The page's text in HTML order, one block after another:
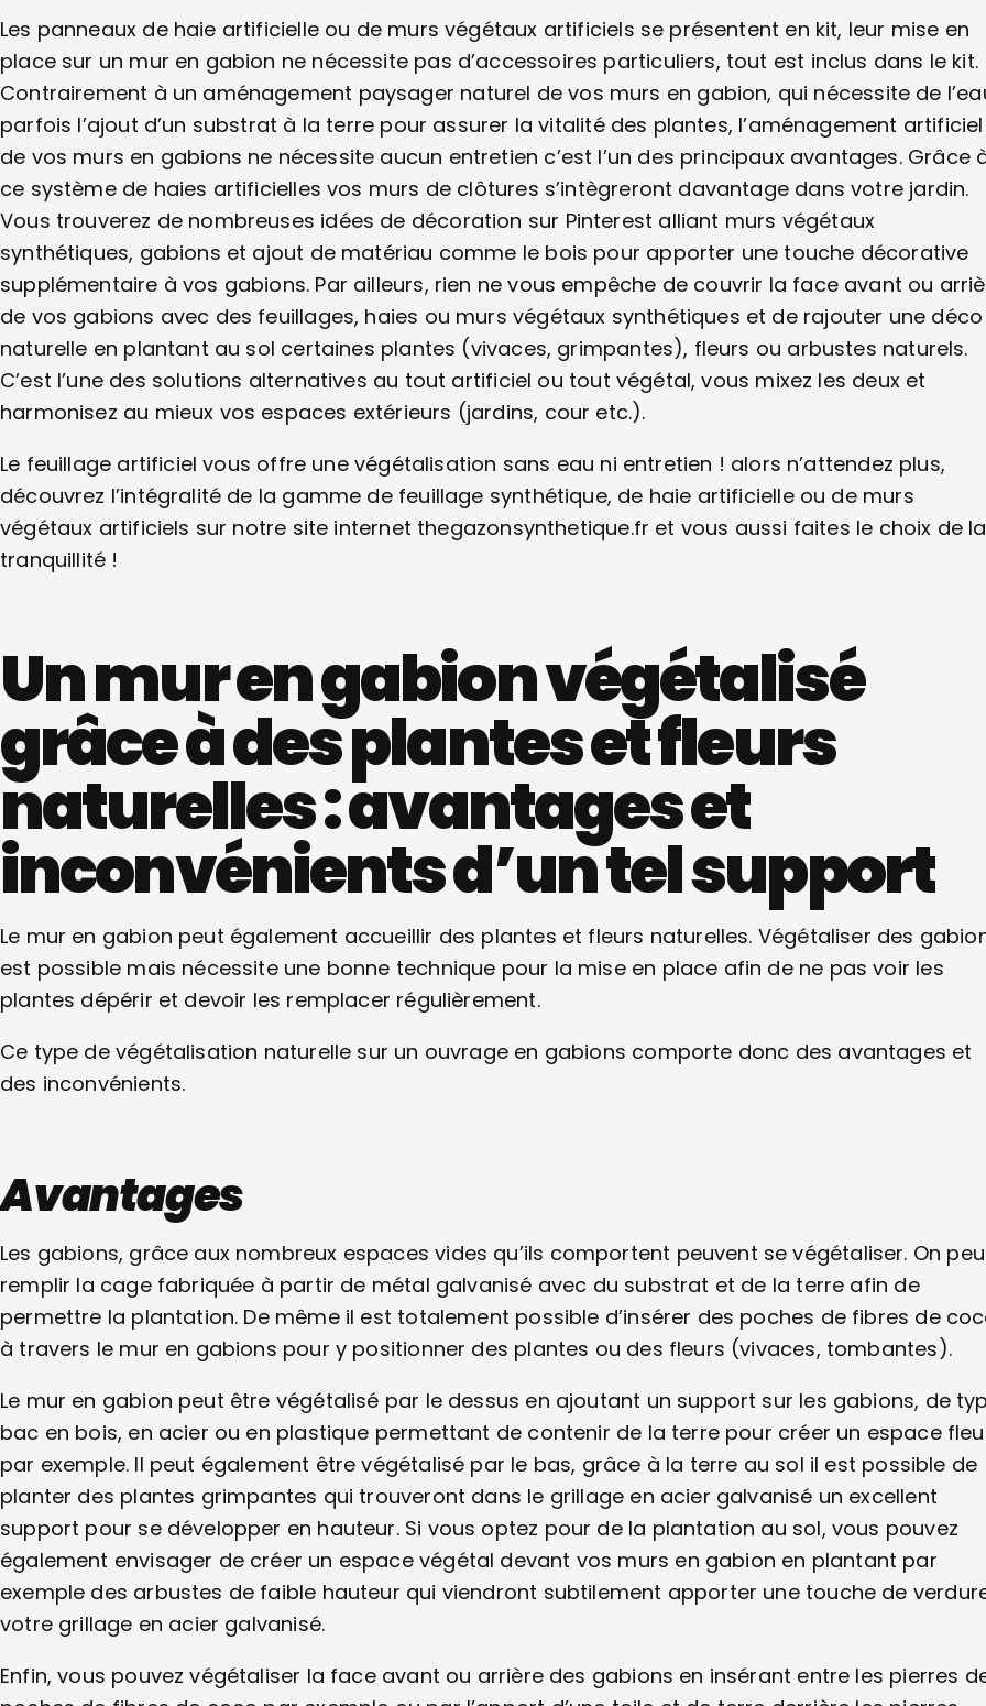
Les panneaux de haie artificielle ou de murs végétaux artificiels se présentent en kit, leur mise en
place sur un mur en gabion ne nécessite pas d’accessoires particuliers, tout est inclus dans le kit.
Contrairement à un aménagement paysager naturel de vos murs en gabion, qui nécessite de
parfois l’ajout d’un substrat à la terre pour assurer la vitalité des plantes, l’aménagement artificiel
de vos murs en gabions ne nécessite aucun entretien c’est l’un des principaux avantages. Grâce
ce système de haies artificielles vos murs de clôtures s’intègreront davantage dans votre jardin.
Vous trouverez de nombreuses idées de décoration sur Pinterest alliant murs végétaux
synthétiques, gabions et ajout de matériau comme le bois pour apporter une touche décorative
supplémentaire à vos gabions. Par ailleurs, rien ne vous empêche de couvrir la face avant ou
de vos gabions avec des feuillages, haies ou murs végétaux synthétiques et de rajouter une déco
naturelle en plantant au sol certaines plantes (vivaces, grimpantes), fleurs ou arbustes naturels.
C’est l’une des solutions alternatives au tout artificiel ou tout végétal, vous mixez les deux et
harmonisez au mieux vos espaces extérieurs (jardins, cour etc.).
Le feuillage artificiel vous offre une végétalisation sans eau ni entretien ! alors n’attendez plus,
découvrez l’intégralité de la gamme de feuillage synthétique, de haie artificielle ou de murs
végétaux artificiels sur notre site internet thegazonsynthetique.fr et vous aussi faites le choix de la
tranquillité !
Un mur en gabion végétalisé
grâce à des plantes et fleurs
naturelles : avantages et
inconvénients d’un tel support
Le mur en gabion peut également accueillir des plantes et fleurs naturelles. Végétaliser des
est possible mais nécessite une bonne technique pour la mise en place afin de ne pas voir les
plantes dépérir et devoir les remplacer régulièrement.
Ce type de végétalisation naturelle sur un ouvrage en gabions comporte donc des avantages et
des inconvénients.
Avantages
Les gabions, grâce aux nombreux espaces vides qu’ils comportent peuvent se végétaliser. On
remplir la cage fabriquée à partir de métal galvanisé avec du substrat et de la terre afin de
permettre la plantation. De même il est totalement possible d’insérer des poches de fibres de
à travers le mur en gabions pour y positionner des plantes ou des fleurs (vivaces, tombantes).
Le mur en gabion peut être végétalisé par le dessus en ajoutant un support sur les gabions, de
bac en bois, en acier ou en plastique permettant de contenir de la terre pour créer un espace
par exemple. Il peut également être végétalisé par le bas, grâce à la terre au sol il est possible de
planter des plantes grimpantes qui trouveront dans le grillage en acier galvanisé un excellent
support pour se développer en hauteur. Si vous optez pour de la plantation au sol, vous pouvez
également envisager de créer un espace végétal devant vos murs en gabion en plantant par
exemple des arbustes de faible hauteur qui viendront subtilement apporter une touche de
votre grillage en acier galvanisé.
Enfin, vous pouvez végétaliser la face avant ou arrière des gabions en insérant entre les pierres